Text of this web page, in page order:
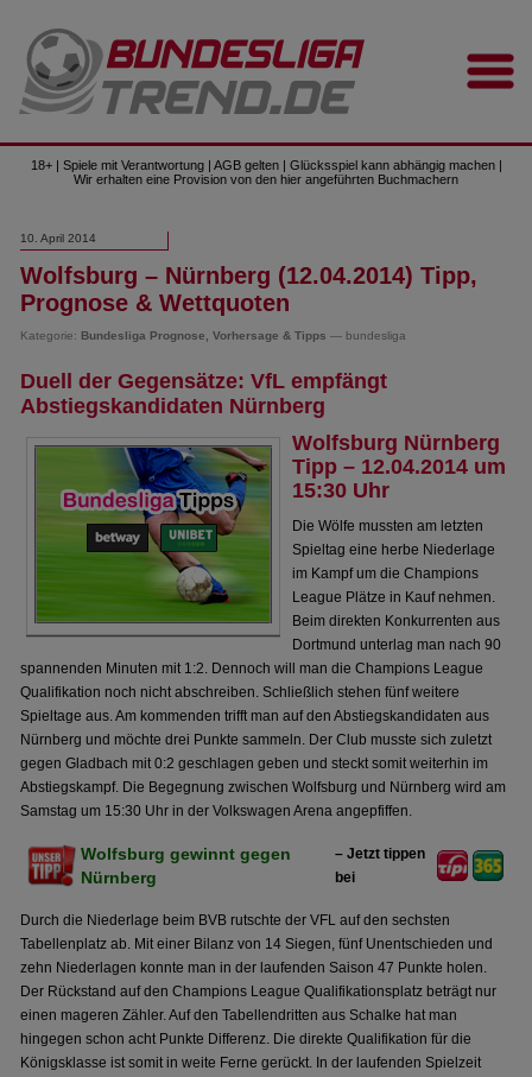
18+ | Spiele mit Verantwortung | AGB gelten | Glücksspiel kann abhängig machen |
Wir erhalten eine Provision von den hier angeführten Buchmachern
10. April 2014
Wolfsburg – Nürnberg (12.04.2014) Tipp,
Prognose & Wettquoten
Kategorie: Bundesliga Prognose, Vorhersage & Tipps — bundesliga
Duell der Gegensätze: VfL empfängt
Abstiegskandidaten Nürnberg
Wolfsburg Nürnberg
Tipp – 12.04.2014 um
15:30 Uhr
Die Wölfe mussten am letzten
Spieltag eine herbe Niederlage
im Kampf um die Champions
League Plätze in Kauf nehmen.
Beim direkten Konkurrenten aus
Dortmund unterlag man nach 90
spannenden Minuten mit 1:2. Dennoch will man die Champions League
Qualifikation noch nicht abschreiben. Schließlich stehen fünf weitere
Spieltage aus. Am kommenden trifft man auf den Abstiegskandidaten aus
Nürnberg und möchte drei Punkte sammeln. Der Club musste sich zuletzt
gegen Gladbach mit 0:2 geschlagen geben und steckt somit weiterhin im
Abstiegskampf. Die Begegnung zwischen Wolfsburg und Nürnberg wird am
Samstag um 15:30 Uhr in der Volkswagen Arena angepfiffen.
Wolfsburg gewinnt gegen
Nürnberg
– Jetzt tippen
bei
Durch die Niederlage beim BVB rutschte der VFL auf den sechsten
Tabellenplatz ab. Mit einer Bilanz von 14 Siegen, fünf Unentschieden und
zehn Niederlagen konnte man in der laufenden Saison 47 Punkte holen.
Der Rückstand auf den Champions League Qualifikationsplatz beträgt nur
einen mageren Zähler. Auf den Tabellendritten aus Schalke hat man
hingegen schon acht Punkte Differenz. Die direkte Qualifikation für die
Königsklasse ist somit in weite Ferne gerückt. In der laufenden Spielzeit